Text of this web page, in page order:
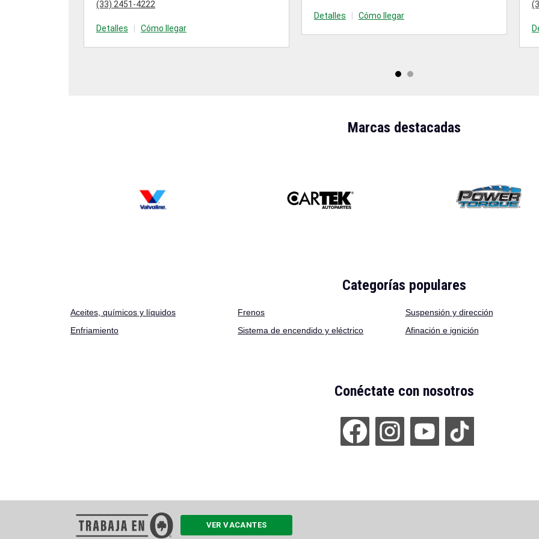
(33) 2451-4222
Detalles Cómo llegar
Detalles Cómo llegar
Marcas destacadas
Categorías populares
Aceites químicos y líquidos Frenos Suspensión y dirección
Enfriamiento
Sistema de encendido y eléctrico Afinación e ignición
Conéctate con nosotros
VER VACANTES